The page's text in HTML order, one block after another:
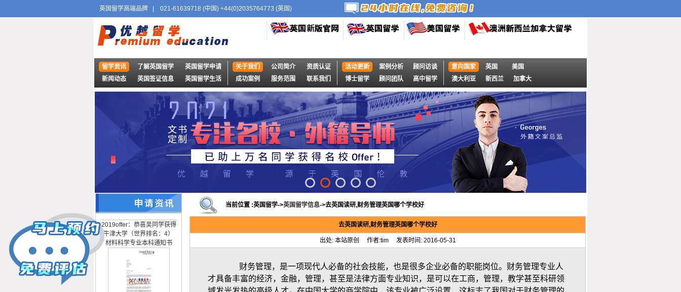
英国留学高端品牌 021-61639718 (中国) +44(0)2035764773 (英国)
留学资讯 了解英国留学
英国留学申请
新闻动态
英国签证信息 英国留学生活
关于我们 公司简介
资质认证
成功案例
服务范围 联系我们
活动更新 案例分析
顾问访谈
博士留学
顾问团队 高中留学
意向国家 英国
美国
澳大利亚
新西兰 加拿大
2019offer：恭喜王同学获得
牛津大学(世界排名：4)土木
工程方向博士通知书
牛津大学（世界排名：4）
材料科学专业本科通知书
当前位置 :英国留学->英国留学信息->去英国读研,财务管理英国哪个学校好
去英国读研,财务管理英国哪个学校好
出处: 本站原创 作者:tim 发表时间: 2016-05-31
财务管理，是一项现代人必备的社会技能，也是很多企业必备的职能岗位。财务管理专业人
才具备丰富的经济，金融，管理，甚至是法律方面专业知识，是可以在工商，管理，教学甚至科研领